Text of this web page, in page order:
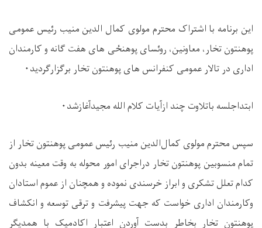
این برنامه با اشتراک محترم مولوی کمال الدین منیب رئیس عمومی
پوهنتون تخار، معاونین، روئسای پوهنځی های هفت گانه و کارمندان
اداری در تالار عمومی کنفرانس های پوهنتون تخار برگزارگردید۰
ابتداجلسه باتلاوت چند ازآیات کلام الله مجیدآغازشد۰
سپس محترم مولوی کمال‌الدین منیب رئیس عمومی پوهنتون تخار از
تمام منسوبین پوهنتون تخار دراجرای امور محوله به وقت معینه بدون
کدام تعلل تشکری و ابراز خرسندی نموده و همچنان از عموم استادان
وکارمندان اداری خواست که جهت پیشرفت و ترقی توسعه و انکشاف
پوهنتون تخار بخاطر بدست آوردن اعتبار اکادمیک با همدیگر